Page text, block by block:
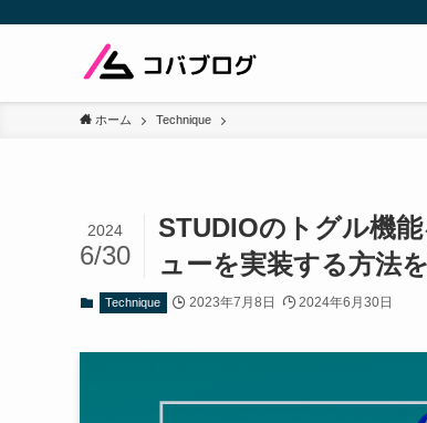
ホーム Technique
STUDIOのトグル機
ューを実装する方法
2024
6/30
Technique 2023年7月8日 2024年6月30日